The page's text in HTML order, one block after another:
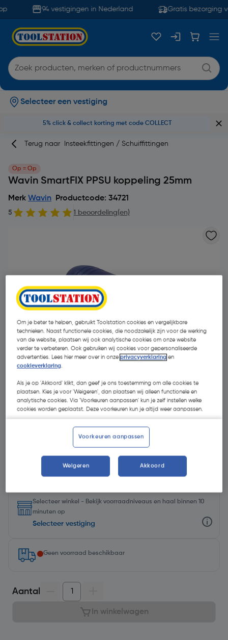
94 vestigingen in Nederland Gratis bezorging
Selecteer een vestiging
5% click & collect korting met code COLLECT
Terug naar Insteekfittingen / Schuiffittingen
Op = Op
Wavin SmartFIX PPSU koppeling 25mm
Merk Wavin Productcode: 34721
5 1 beoordeling(en)
€ 0,14| Excl. btw € 0,12
Kies productvariant(5)
Selecteer winkel - Bekijk voorraadniveaus en haal binnen 10
minuten op
Selecteer vestiging
Geen voorraad beschikbaar
Aantal
In winkelwagen
Om je beter te helpen, gebruikt Toolstation cookies en vergelijkbare
technieken. Naast functionele cookies, die noodzakelijk zijn voor de werking
van de website, plaatsen wij ook analytische cookies om onze website
verder te verbeteren. Ook gebruiken wij cookies voor gepersonaliseerde
advertenties. Lees hier meer over in onzeprivacyverklaring en
cookieverklaring.
Als je op 'Akkoord' klikt, dan geef je ons toestemming om alle cookies te
plaatsen. Kies je voor 'Weigeren', dan plaatsen wij alleen functionele en
analytische cookies. Via 'Voorkeuren aanpassen' kun je zelf instellen welke
cookies worden geplaatst. Deze voorkeuren kun je altijd weer aanpassen.
Voorkeuren aanpassen
Weigeren Akkoord